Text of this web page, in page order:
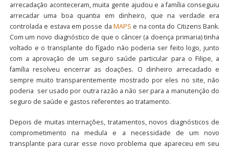
arrecadação aconteceram, muita gente ajudou e a família conseguiu
arrecadar uma boa quantia em dinheiro, que na verdade era
controlada e estava em posse da MAPS e na conta do Citizens Bank.
Com um novo diagnóstico de que o câncer (a doença primaria) tinha
voltado e o transplante do fígado não poderia ser feito logo, junto
com a aprovação de um seguro saúde particular para o Filipe, a
família resolveu encerrar as doações. O dinheiro arrecadado e
sempre muito transparentemente mostrado por eles no site, não
poderia ser usado por outra razão a não ser para a manutenção do
seguro de saúde e gastos referentes ao tratamento.
Depois de muitas internações, tratamentos, novos diagnósticos de
comprometimento na medula e a necessidade de um novo
transplante para curar esse novo problema que apareceu em seu